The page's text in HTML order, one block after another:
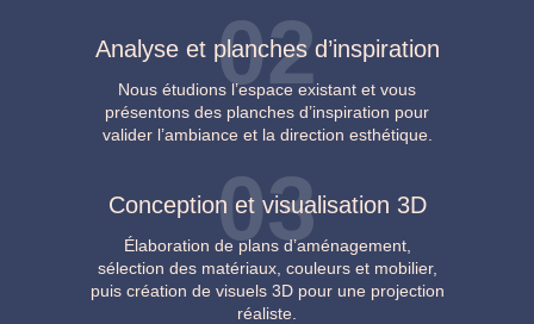
02
Analyse et planches d’inspiration
Nous étudions l’espace existant et vous
présentons des planches d’inspiration pour
valider l’ambiance et la direction esthétique.
03
Conception et visualisation 3D
Élaboration de plans d’aménagement,
sélection des matériaux, couleurs et mobilier,
puis création de visuels 3D pour une projection
réaliste.